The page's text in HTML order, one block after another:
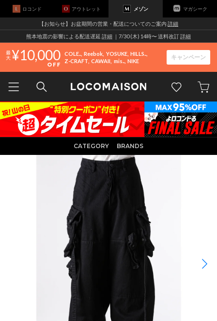
ロコンド アウトレット メゾン マガシーク
【お知らせ】お盆期間の営業・配送についてのご案内 詳細
熊本地震の影響による配送遅延 詳細 ｜7/30 (木) 14時〜 送料改訂詳細
10,000 COLE.. Reebok YOSUKE HILLS..
Z-CRAFT CAWAII mis.. NIKE
キャンペーン
CATEGORY BRANDS